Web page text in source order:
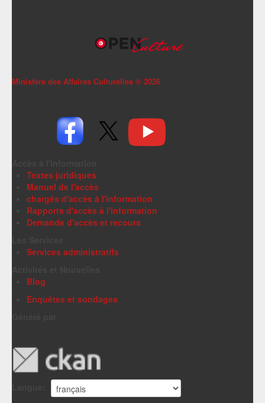
Ministère des Affaires Culturelles © 2026
Textes juridiques
Manuel de l'accès
chargés d'accès à l'information
Rapports d'accès à l'information
Demande d'accès et recours
Services administratifs
Blog
Enquêtes et sondages